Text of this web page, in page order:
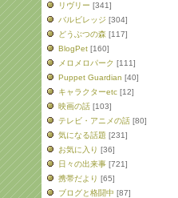
リヴリー [341]
バルビレッジ [304]
どうぶつの森 [117]
BlogPet [160]
メロメロパーク [111]
Puppet Guardian [40]
キャラクターetc [12]
映画の話 [103]
テレビ・アニメの話 [80]
気になる話題 [231]
お気に入り [36]
日々の出来事 [721]
携帯だより [65]
ブログと格闘中 [87]